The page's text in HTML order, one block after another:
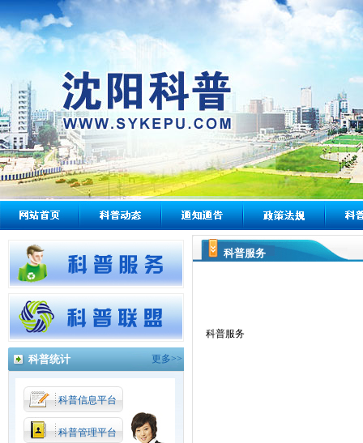
科普统计 更多>>
科普信息平台
科普管理平台
科普服务
科普服务